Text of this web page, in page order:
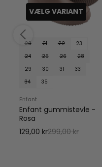
VÆLG VARIANT
20 21 22
23
24
25 26
28
29
30 31
33
34
35
Enfant
Enfant gummistøvle -
Rosa
129,00 kr299,00 kr